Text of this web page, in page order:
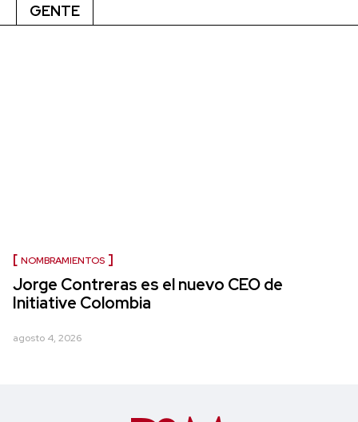
GENTE
NOMBRAMIENTOS
Jorge Contreras es el nuevo CEO de
Initiative Colombia
agosto 4, 2026